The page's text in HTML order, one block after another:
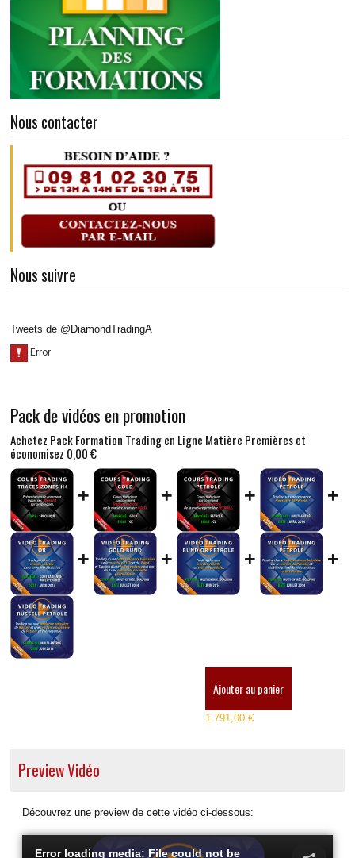
Nous contacter
Nous suivre
Tweets de @DiamondTradingA
Pack de vidéos en promotion
Achetez Pack Formation Trading en Ligne Matière Premières et
économisez 0,00 €
+ + + +
+ + + +
Ajouter au panier
1 791,00 €
Preview Vidéo
Découvrez une preview de cette vidéo ci-dessous:
Error loading media: File could not be